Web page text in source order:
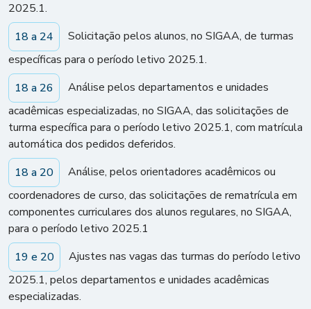
2025.1.
18 a 24
Solicitação pelos alunos, no SIGAA, de turmas
específicas para o período letivo 2025.1.
18 a 26
Análise pelos departamentos e unidades
acadêmicas especializadas, no SIGAA, das solicitações de
turma específica para o período letivo 2025.1, com matrícula
automática dos pedidos deferidos.
18 a 20
Análise, pelos orientadores acadêmicos ou
coordenadores de curso, das solicitações de rematrícula em
componentes curriculares dos alunos regulares, no SIGAA,
para o período letivo 2025.1
19 e 20
Ajustes nas vagas das turmas do período letivo
2025.1, pelos departamentos e unidades acadêmicas
especializadas.